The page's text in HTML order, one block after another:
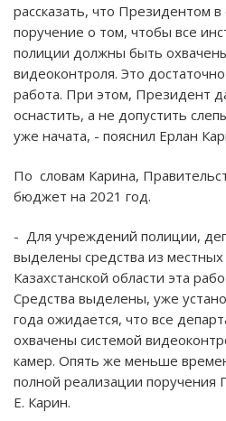
рассказать, что Президентом
поручение о том, чтобы все
полиции должны быть
видеоконтроля. Это
работа. При этом, Президент
оснастить, а не допустить
уже начата, - пояснил Ерлан
По словам Карина,
бюджет на 2021 год.
- Для учреждений полиции,
выделены средства из
Казахстанской области эта
Средства выделены, уже
года ожидается, что все
охвачены системой
камер. Опять же меньше
полной реализации поручения
Е. Карин.